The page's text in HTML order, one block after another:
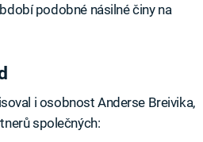
podobné násilné činy na
i osobnost Anderse Breivika,
společných: